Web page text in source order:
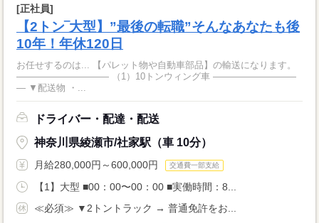
[正社員]
【2トン‾大型】”最後の転職”そんなあなたも後
10年！年休120日
お任せするのは... 【パレット物や自動車部品】の輸送になります。
―――――――――― （1）10トンウィング車 ―――――――――
― ▼配送物 ・...
ドライバー・配達・配送
神奈川県綾瀬市/社家駅（車 10分）
月給280,000円～600,000円 交通費一部支給
【1】大型 ■00：00〜00：00 ■実働時間：8...
≪必須≫ ▼2トントラック → 普通免許をお...